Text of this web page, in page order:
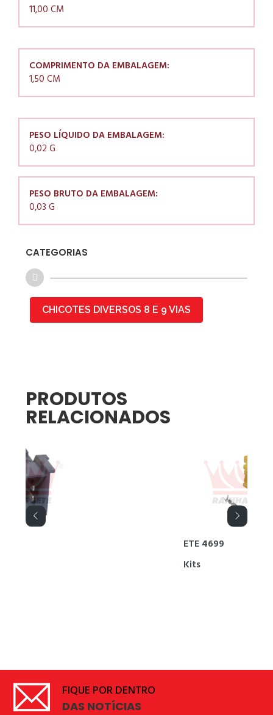
11,00 CM
COMPRIMENTO DA EMBALAGEM:
1,50 CM
PESO LÍQUIDO DA EMBALAGEM:
0,02 G
PESO BRUTO DA EMBALAGEM:
0,03 G
CATEGORIAS
CHICOTES DIVERSOS 8 E 9 VIAS
PRODUTOS
RELACIONADOS
FIQUE POR DENTRO
DAS NOTÍCIAS